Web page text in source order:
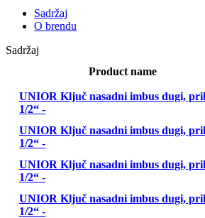
Sadržaj
O brendu
Sadržaj
Product name
UNIOR Ključ nasadni imbus dugi,
1/2“ -
UNIOR Ključ nasadni imbus dugi,
1/2“ -
UNIOR Ključ nasadni imbus dugi,
1/2“ -
UNIOR Ključ nasadni imbus dugi,
1/2“ -